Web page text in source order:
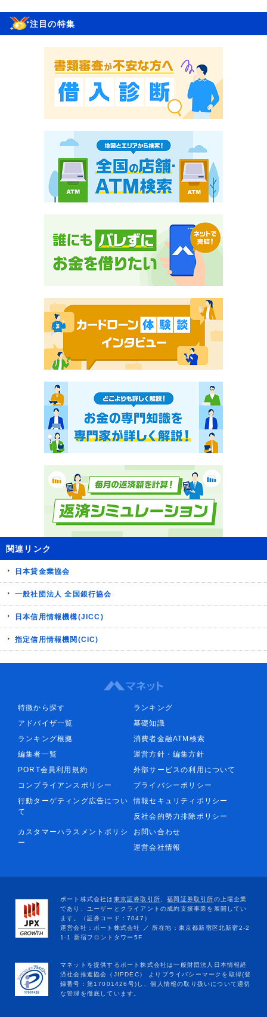
注目の特集
関連リンク
日本貸金業協会
一般社団法人 全国銀行協会
日本信用情報機構(JICC)
指定信用情報機関(CIC)
特徴から探す
ランキング
アドバイザ一覧
基礎知識
ランキング根拠
消費者金融ATM検索
編集者一覧
運営方針・編集方針
PORT会員利用規約
外部サービスの利用について
コンプライアンスポリシー
プライバシーポリシー
行動ターゲティング広告につい
て
情報セキュリティポリシー
反社会的勢力排除ポリシー
カスタマーハラスメントポリシ
ー
お問い合わせ
運営会社情報